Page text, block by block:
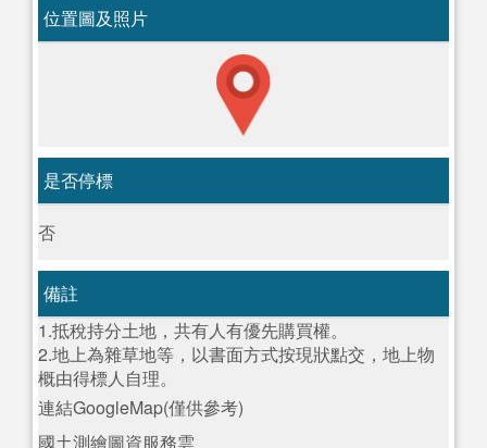
位置圖及照片
是否停標
否
備註
1.抵稅持分土地，共有人有優先購買權。
2.地上為雜草地等，以書面方式按現狀點交，地上物
概由得標人自理。
連結GoogleMap(僅供參考)
國土測繪圖資服務雲